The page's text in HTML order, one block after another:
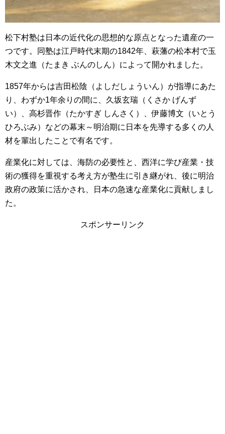
松下村塾は日本の近代化の思想的な原点となった遺産の一
つです。同塾は江戸時代末期の1842年、萩藩の松本村で玉
木文之進（たまき ぶんのしん）によって開かれました。
1857年からは吉田松陰（よしだしょういん）が指導にあた
り、わずか1年余りの間に、久坂玄瑞（くさか げんず
い）、高杉晋作（たかすぎ しんさく）、伊藤博文（いとう
ひろぶみ）などの幕末～明治期に日本を先導する多くの人
材を輩出したことで有名です。
産業化に対しては、海防の必要性と、西洋に学び産業・技
術の獲得を重視する考え方が塾生に引き継がれ、後に明治
政府の政策に活かされ、日本の急速な産業化に貢献しまし
た。
スポンサーリンク